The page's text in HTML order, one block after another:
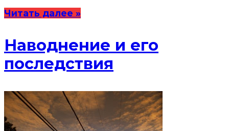
Читать далее »
Наводнение и его
последствия